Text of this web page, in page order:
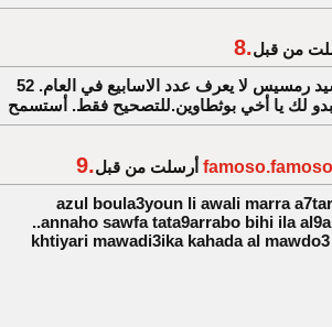
8.
مرت سنة أخرى أو سنوات، والسيد رمسيس لا يعرف عدد الاسابيع في العام. 52
9.
azul boula3youn li awali marra
..annaho sawfa tata9arrabo bihi ila
khtiyari mawadi3ika kahada al